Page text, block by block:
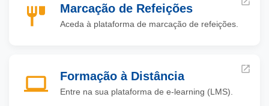
Marcação de Refeições
Aceda à plataforma de marcação de refeições.
Formação à Distância
Entre na sua plataforma de e-learning (LMS).